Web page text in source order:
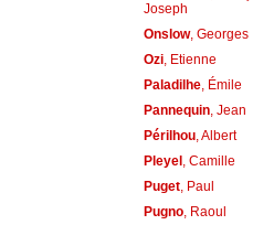
Joseph
Onslow, Georges
Ozi, Etienne
Paladilhe, Émile
Pannequin, Jean
Périlhou, Albert
Pleyel , Camille
Puget, Paul
Pugno, Raoul